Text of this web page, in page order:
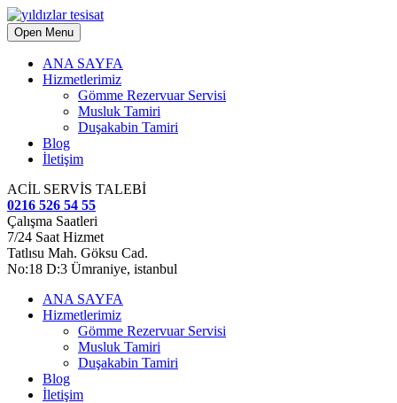
Open Menu
ANA SAYFA
Hizmetlerimiz
Gömme Rezervuar Servisi
Musluk Tamiri
Duşakabin Tamiri
Blog
İletişim
ACİL SERVİS TALEBİ
0216 526 54 55
Çalışma Saatleri
7/24 Saat Hizmet
Tatlısu Mah. Göksu Cad.
No:18 D:3 Ümraniye, istanbul
ANA SAYFA
Hizmetlerimiz
Gömme Rezervuar Servisi
Musluk Tamiri
Duşakabin Tamiri
Blog
İletişim